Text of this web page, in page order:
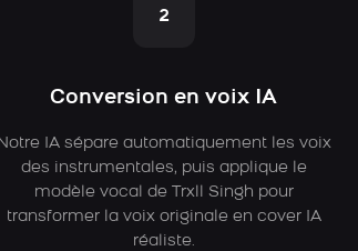
2
Conversion en voix IA
IA sépare automatiquement les voix
des instrumentales, puis applique le
modèle vocal de Trxll Singh pour
transformer la voix originale en cover IA
réaliste.